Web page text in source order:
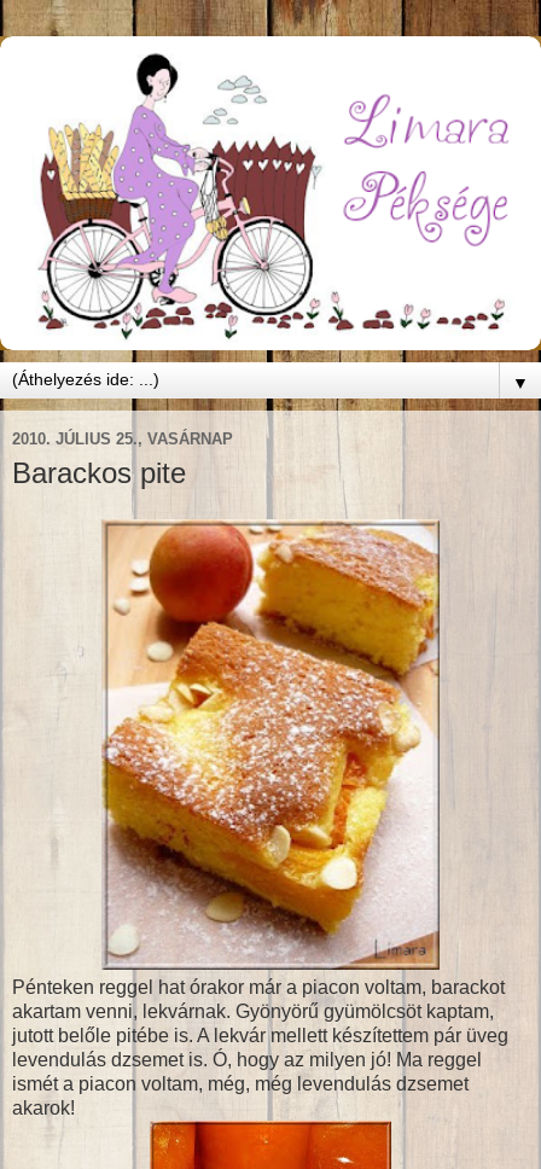
▼
2010. JÚLIUS 25., VASÁRNAP
Barackos pite
Pénteken reggel hat órakor már a piacon voltam, barackot
akartam venni, lekvárnak. Gyönyörű gyümölcsöt kaptam,
jutott belőle pitébe is. A lekvár mellett készítettem pár üveg
levendulás dzsemet is. Ó, hogy az milyen jó! Ma reggel
ismét a piacon voltam, még, még levendulás dzsemet
akarok!